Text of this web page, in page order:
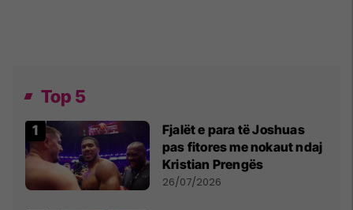
Top 5
Fjalët e para të Joshuas
pas fitores me nokaut ndaj
Kristian Prengës
26/07/2026